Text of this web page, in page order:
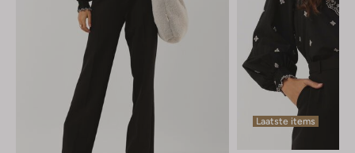
Laatste items